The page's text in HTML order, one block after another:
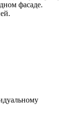
фасаде.